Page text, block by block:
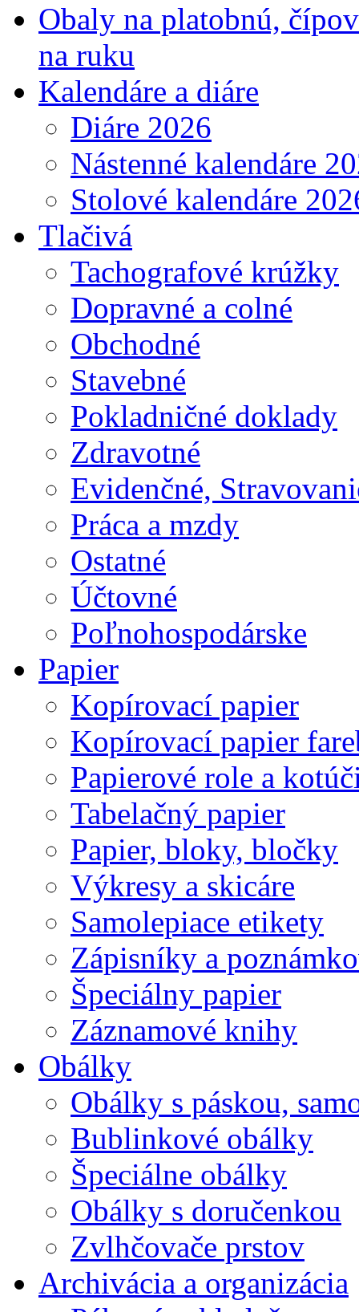
Obaly na platobnú,
na ruku
Kalendáre a diáre
Diáre 2026
Nástenné kalendáre
Stolové kalendáre
Tlačivá
Tachografové krúžky
Dopravné a colné
Obchodné
Stavebné
Pokladničné doklady
Zdravotné
Evidenčné,
Práca a mzdy
Ostatné
Účtovné
Poľnohospodárske
Papier
Kopírovací papier
Kopírovací papier
Papierové role a
Tabelačný papier
Papier, bloky, bločky
Výkresy a skicáre
Samolepiace etikety
Zápisníky a
Špeciálny papier
Záznamové knihy
Obálky
Obálky s páskou,
Bublinkové obálky
Špeciálne obálky
Obálky s doručenkou
Zvlhčovače prstov
Archivácia a organizácia